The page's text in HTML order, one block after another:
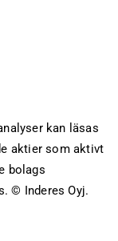
kan läsas
aktier som aktivt
bolags
© Inderes Oyj.